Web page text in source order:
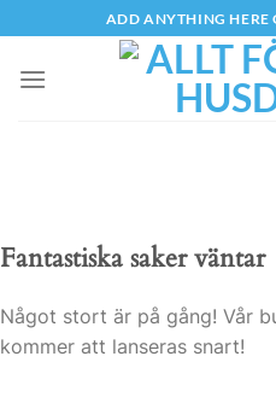
to
content
ADD ANYTHING HERE
Fantastiska saker väntar
Något stort är på gång! Vår
kommer att lanseras snart!